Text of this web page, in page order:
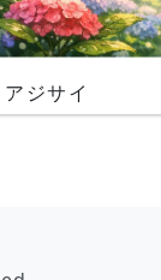
アジサイ